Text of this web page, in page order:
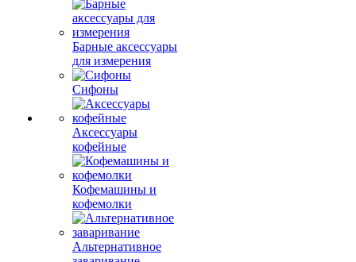
Барные аксессуары
для измерения
Сифоны
Аксессуары
кофейные
Кофемашины и
кофемолки
Альтернативное